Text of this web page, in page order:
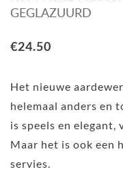
GEGLAZUURD
€24.50
Het nieuwe
helemaal anders en
is speels en elegant,
Maar het is ook een
servies.